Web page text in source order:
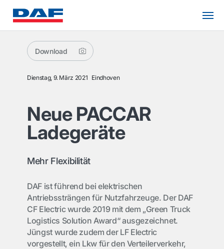
Download
Dienstag, 9. März 2021 Eindhoven
Neue PACCAR
Ladegeräte
Mehr Flexibilität
DAF ist führend bei elektrischen
Antriebssträngen für Nutzfahrzeuge. Der DAF
CF Electric wurde 2019 mit dem „Green Truck
Logistics Solution Award“ ausgezeichnet.
Jüngst wurde zudem der LF Electric
vorgestellt, ein Lkw für den Verteilerverkehr,